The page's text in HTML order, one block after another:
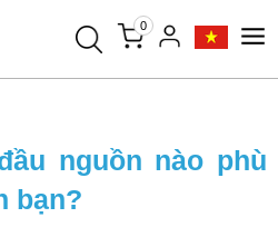
0
nguồn nào phù
bạn?